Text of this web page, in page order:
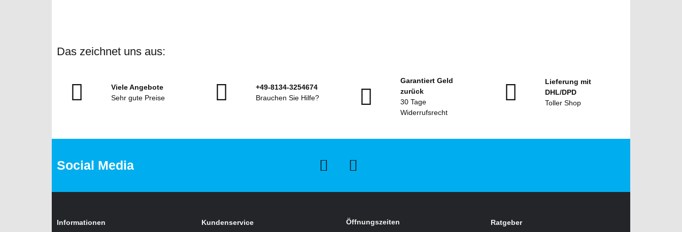
Das zeichnet uns aus:
Viele Angebote
Sehr gute Preise
+49-8134-3254674
Brauchen Sie Hilfe?
Garantiert Geld
zurück
30 Tage
Widerrufsrecht
Lieferung mit
DHL/DPD
Toller Shop
Social Media
Informationen Kundenservice
Öffnungszeiten
Ratgeber